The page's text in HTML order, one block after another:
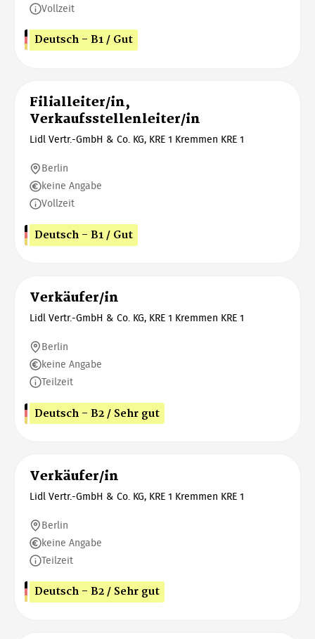
Vollzeit
Deutsch - B1 / Gut
Filialleiter/in,
Verkaufsstellenleiter/in
Lidl Vertr.-GmbH & Co. KG, KRE 1 Kremmen KRE 1
Berlin
keine Angabe
Vollzeit
Deutsch - B1 / Gut
Verkäufer/in
Lidl Vertr.-GmbH & Co. KG, KRE 1 Kremmen KRE 1
Berlin
keine Angabe
Teilzeit
Deutsch - B2 / Sehr gut
Verkäufer/in
Lidl Vertr.-GmbH & Co. KG, KRE 1 Kremmen KRE 1
Berlin
keine Angabe
Teilzeit
Deutsch - B2 / Sehr gut